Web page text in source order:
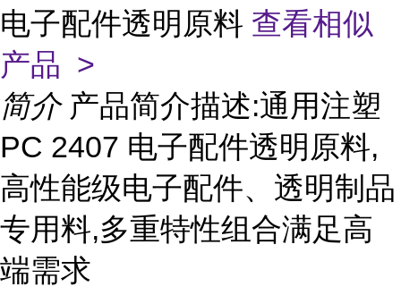
电子配件透明原料 查看相似
产品 >
简介 产品简介描述:通用注塑
PC 2407 电子配件透明原料,
高性能级电子配件、透明制品
专用料,多重特性组合满足高
端需求